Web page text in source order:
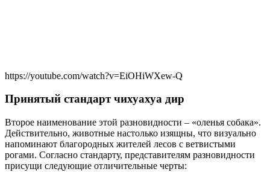
https://youtube.com/watch?v=EiOHiWXew-Q
Принятый стандарт чихуахуа дир
Второе наименование этой разновидности – «оленья собака».
Действительно, животные настолько изящны, что визуально
напоминают благородных жителей лесов с ветвистыми
рогами. Согласно стандарту, представителям разновидности
присущи следующие отличительные черты: